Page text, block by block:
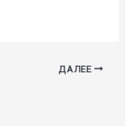
ДАЛЕЕ